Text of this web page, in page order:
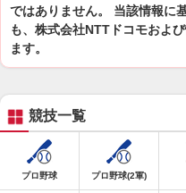
ではありません。 当該情報に
も、株式会社NTTドコモおよ
ます。
競技一覧
プロ野球 プロ野球(2軍)